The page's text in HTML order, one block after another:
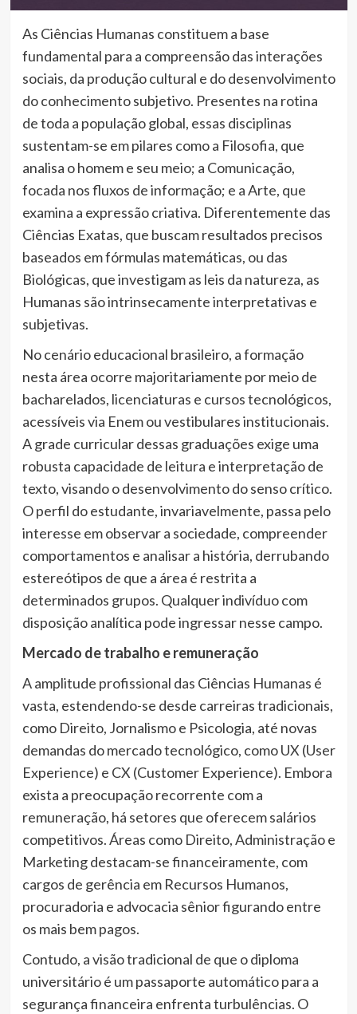
As Ciências Humanas constituem a base
fundamental para a compreensão das interações
sociais, da produção cultural e do desenvolvimento
do conhecimento subjetivo. Presentes na rotina
de toda a população global, essas disciplinas
sustentam-se em pilares como a Filosofia, que
analisa o homem e seu meio; a Comunicação,
focada nos fluxos de informação; e a Arte, que
examina a expressão criativa. Diferentemente das
Ciências Exatas, que buscam resultados precisos
baseados em fórmulas matemáticas, ou das
Biológicas, que investigam as leis da natureza, as
Humanas são intrinsecamente interpretativas e
subjetivas.
No cenário educacional brasileiro, a formação
nesta área ocorre majoritariamente por meio de
bacharelados, licenciaturas e cursos tecnológicos,
acessíveis via Enem ou vestibulares institucionais.
A grade curricular dessas graduações exige uma
robusta capacidade de leitura e interpretação de
texto, visando o desenvolvimento do senso crítico.
O perfil do estudante, invariavelmente, passa pelo
interesse em observar a sociedade, compreender
comportamentos e analisar a história, derrubando
estereótipos de que a área é restrita a
determinados grupos. Qualquer indivíduo com
disposição analítica pode ingressar nesse campo.
Mercado de trabalho e remuneração
A amplitude profissional das Ciências Humanas é
vasta, estendendo-se desde carreiras tradicionais,
como Direito, Jornalismo e Psicologia, até novas
demandas do mercado tecnológico, como UX (User
Experience) e CX (Customer Experience). Embora
exista a preocupação recorrente com a
remuneração, há setores que oferecem salários
competitivos. Áreas como Direito, Administração e
Marketing destacam-se financeiramente, com
cargos de gerência em Recursos Humanos,
procuradoria e advocacia sênior figurando entre
os mais bem pagos.
Contudo, a visão tradicional de que o diploma
universitário é um passaporte automático para a
segurança financeira enfrenta turbulências. O